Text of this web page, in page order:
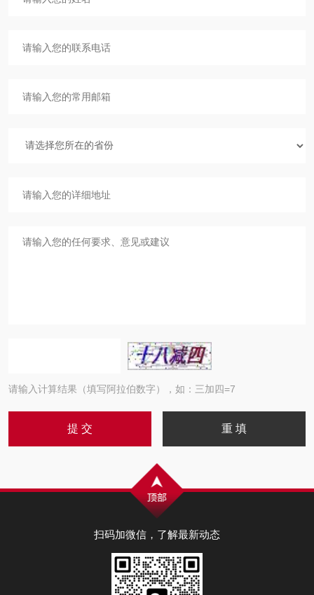
请输入计算结果（填写阿拉伯数字），如：三加四=7
扫码加微信，了解最新动态